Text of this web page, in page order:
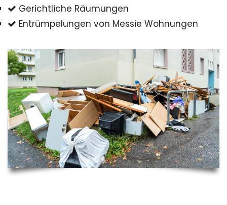
Gerichtliche Räumungen
Entrümpelungen von Messie Wohnungen